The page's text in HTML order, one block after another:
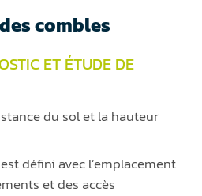
combles
ET ÉTUDE DE
du sol et la hauteur
défini avec l’emplacement
et des accès